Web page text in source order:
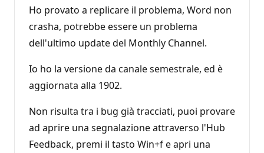
i
d
i
r
e
t
z
n
Ho provato a replicare il problema, Word non
crasha, potrebbe essere un problema
dell'ultimo update del Monthly Channel.
Io ho la versione da canale semestrale, ed è
aggiornata alla 1902.
Non risulta tra i bug già tracciati, puoi provare
ad aprire una segnalazione attraverso l'Hub
Feedback, premi il tasto Win+f e apri una